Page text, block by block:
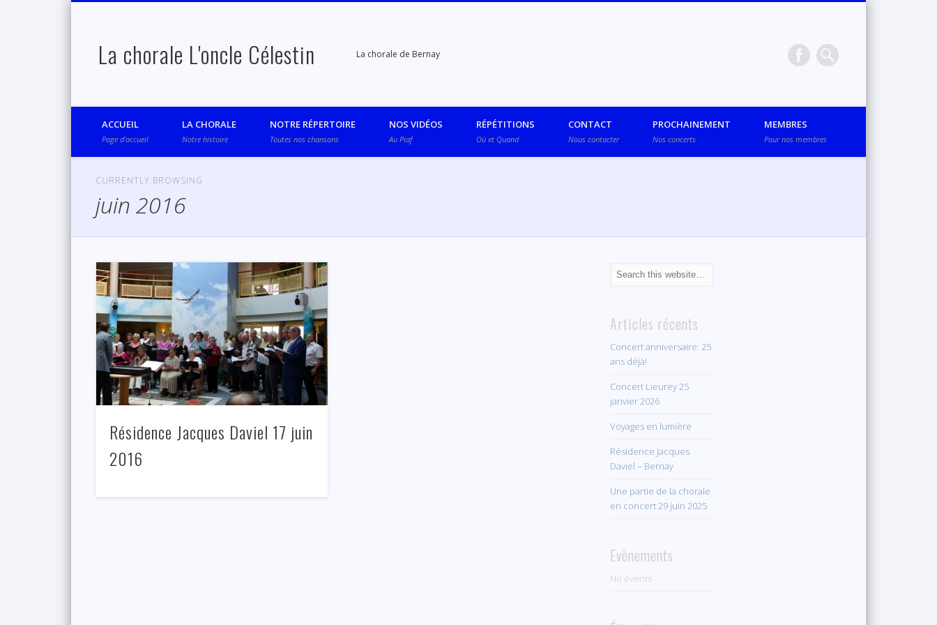
La chorale L'oncle Célestin La chorale de Bernay
Facebook
ACCUEIL
Page d’accueil
LA CHORALE
Notre histoire
NOTRE RÉPERTOIRE
Toutes nos chansons
NOS VIDÉOS
Au Piaf
RÉPÉTITIONS
Où et Quand
CONTACT
Nous contacter
PROCHAINEMENT
Nos concerts
MEMBRES
Pour nos membres
CURRENTLY BROWSING
juin 2016
Résidence Jacques Daviel 17 juin
2016
Articles récents
Concert anniversaire: 25
ans déjà!
Concert Lieurey 25
janvier 2026
Voyages en lumière
Résidence Jacques
Daviel – Bernay
Une partie de la chorale
en concert 29 juin 2025
Evènements
No events